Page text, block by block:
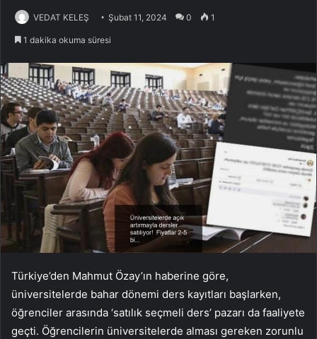
VEDAT KELEŞ Şubat 11, 2024 0 1
1 dakika okuma süresi
Türkiye’den Mahmut Özay’ın haberine göre,
üniversitelerde bahar dönemi ders kayıtları başlarken,
öğrenciler arasında ‘satılık seçmeli ders’ pazarı da faaliyete
geçti. Öğrencilerin üniversitelerde alması gereken zorunlu